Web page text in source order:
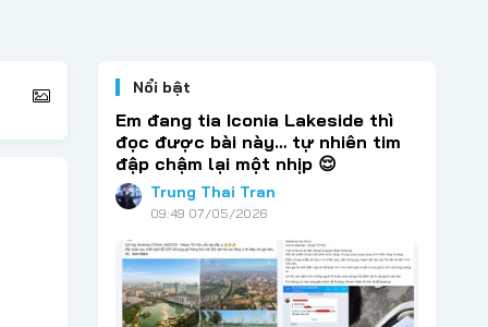
Nổi bật
Em đang tia Iconia Lakeside thì
đọc được bài này… tự nhiên tim
đập chậm lại một nhịp 😌
Trung Thai Tran
09:49 07/05/2026